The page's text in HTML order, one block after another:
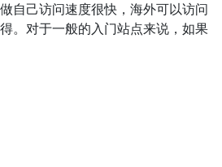
自己访问速度很快，海外可以访问
。对于一般的入门站点来说，如果